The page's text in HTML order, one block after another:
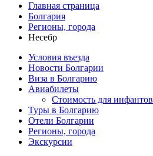
Главная страница
Болгария
Регионы, города
Несебр
Условия въезда
Новости Болгарии
Виза в Болгарию
Авиабилеты
Стоимость для инфантов
Туры в Болгарию
Отели Болгарии
Регионы, города
Экскурсии